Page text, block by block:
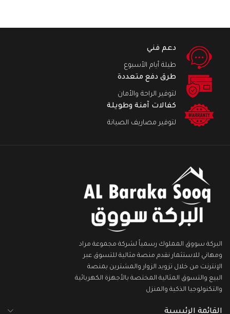
دعم فني
طيلة أيام الأسبوع
طرق دفع متعددة
لتوفير الراحة والأمان
كفالات آمنة وطويلة
لتوفير مصاريف الصيانة
البركة سووق المملوك رسمياً لشركة مجموعة مراد
ومهاني للاستثمار نقدم منصة مثالية للتسوق عبر
الإنترنت من خلال تزويد الزوار والمشترين بمنصة
البيع والتسوق المثالية المختصة بالأجهزة الكهربائية
والتكنولوجيا الذكية والمنزل
القائمة الرئيسية